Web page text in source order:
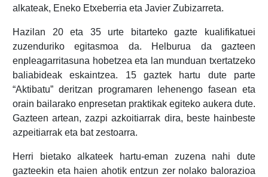
alkateak, Eneko Etxeberria eta Javier Zubizarreta.
Hazilan 20 eta 35 urte bitarteko gazte kualifikatuei
zuzenduriko egitasmoa da. Helburua da gazteen
enpleagarritasuna hobetzea eta lan munduan txertatzeko
baliabideak eskaintzea. 15 gaztek hartu dute parte
“Aktibatu” deritzan programaren lehenengo fasean eta
orain bailarako enpresetan praktikak egiteko aukera dute.
Gazteen artean, zazpi azkoitiarrak dira, beste hainbeste
azpeitiarrak eta bat zestoarra.
Herri bietako alkateek hartu-eman zuzena nahi dute
gazteekin eta haien ahotik entzun zer nolako balorazioa